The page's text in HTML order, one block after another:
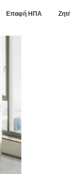
Επαφή ΗΠΑ